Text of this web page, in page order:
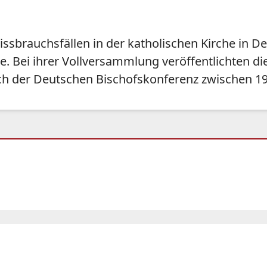
in der katholischen Kirche in
Bei ihrer Vollversammlung veröffentlichten
der Deutschen Bischofskonferenz zwischen